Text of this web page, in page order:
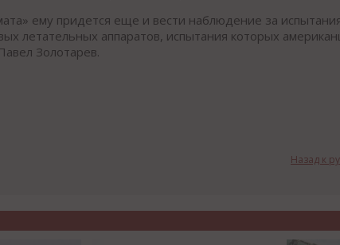
ему придется еще и вести наблюдение за
летательных аппаратов, испытания которых
Золотарев.
Назад к